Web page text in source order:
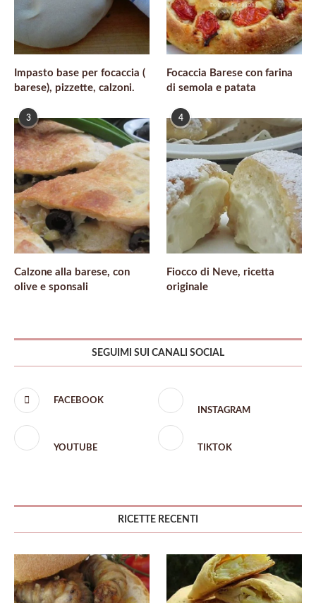
Impasto base per focaccia (
barese), pizzette, calzoni.
Focaccia Barese con farina
di semola e patata
3
Calzone alla barese, con
olive e sponsali
4
Fiocco di Neve, ricetta
originale
SEGUIMI SUI CANALI SOCIAL
FACEBOOK
INSTAGRAM
YOUTUBE TIKTOK
RICETTE RECENTI